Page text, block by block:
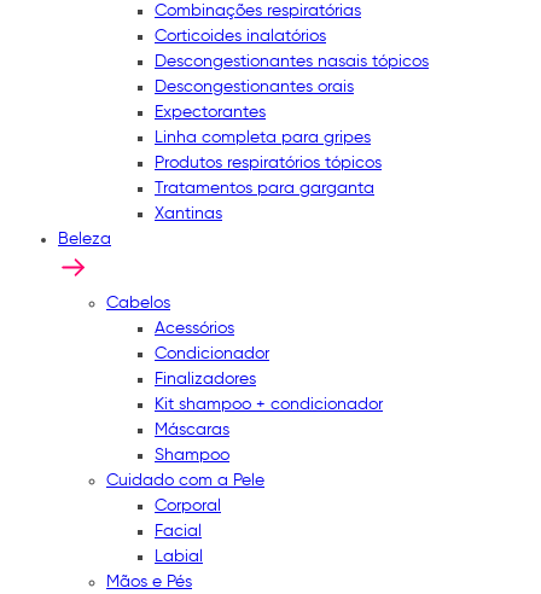
Combinações respiratórias
Corticoides inalatórios
Descongestionantes nasais tópicos
Descongestionantes orais
Expectorantes
Linha completa para gripes
Produtos respiratórios tópicos
Tratamentos para garganta
Xantinas
Beleza
Cabelos
Acessórios
Condicionador
Finalizadores
Kit shampoo + condicionador
Máscaras
Shampoo
Cuidado com a Pele
Corporal
Facial
Labial
Mãos e Pés